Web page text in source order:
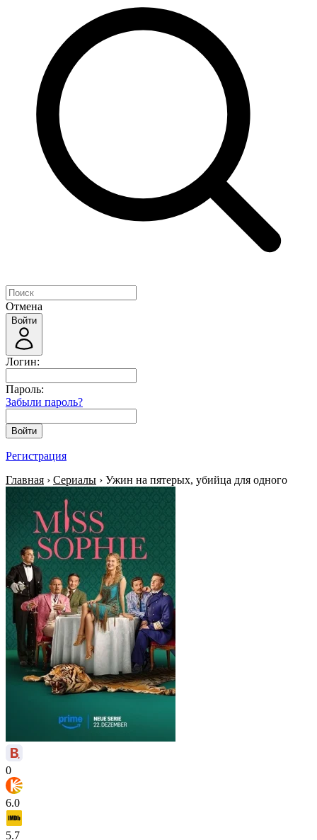
Отмена
Войти
Логин:
Пароль:
Забыли пароль?
Войти
Регистрация
Главная › Сериалы › Ужин на пятерых, убийца для одного
0
6.0
5.7